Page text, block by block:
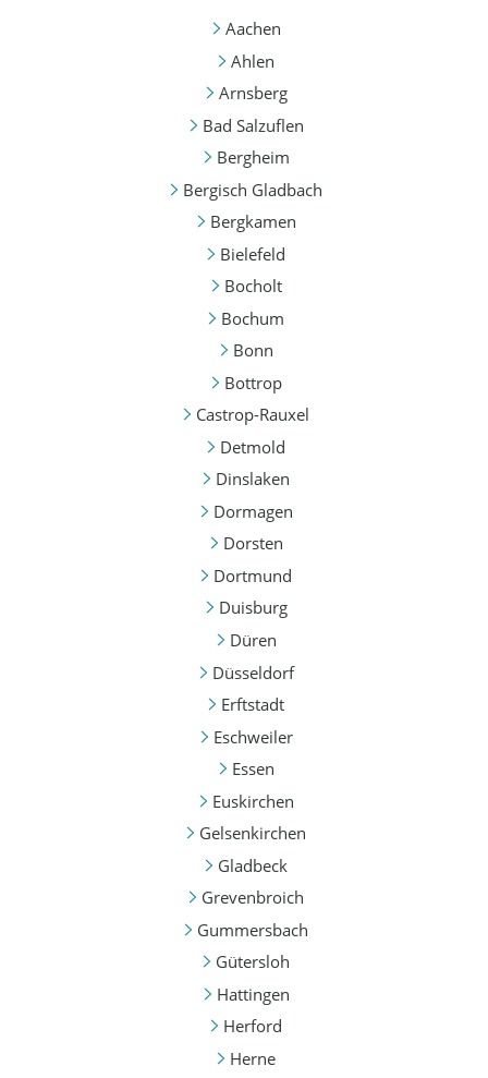
Aachen
Ahlen
Arnsberg
Bad Salzuflen
Bergheim
Bergisch Gladbach
Bergkamen
Bielefeld
Bocholt
Bochum
Bonn
Bottrop
Castrop-Rauxel
Detmold
Dinslaken
Dormagen
Dorsten
Dortmund
Duisburg
Düren
Düsseldorf
Erftstadt
Eschweiler
Essen
Euskirchen
Gelsenkirchen
Gladbeck
Grevenbroich
Gummersbach
Gütersloh
Hattingen
Herford
Herne